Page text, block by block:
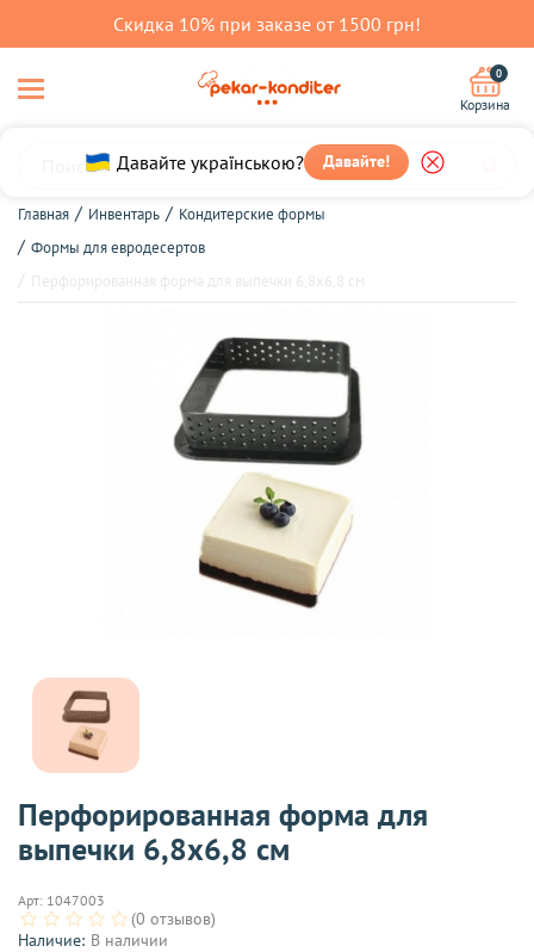
Скидка 10% при заказе от 1500 грн!
Давайте українською? Давайте!
0
Корзина
Главная Инвентарь
Кондитерские формы
Формы для евродесертов
Перфорированная форма для
выпечки 6,8х6,8 см
Арт: 1047003
(0 отзывов)
Наличие: В наличии